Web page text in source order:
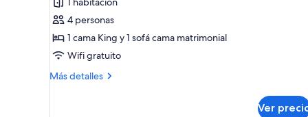
Suite
ejecutiva,
vista
parcial
al
4 personas
1 cama King y 1 sofá cama matrimonial
Wifi gratuito
Más detalles
Más
Ver